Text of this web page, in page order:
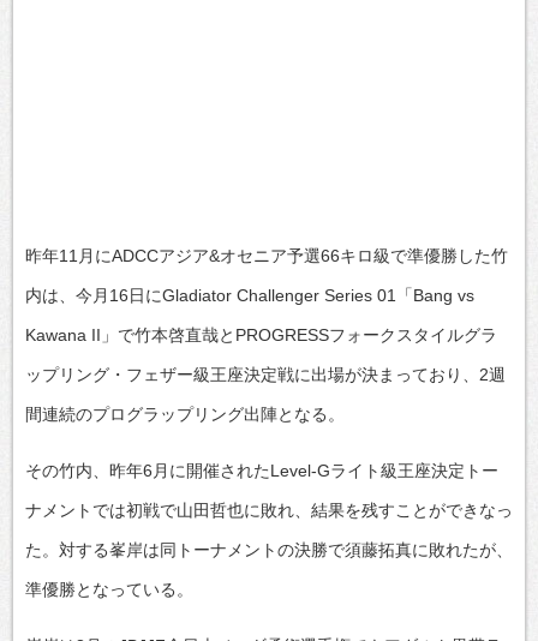
昨年11月にADCCアジア&オセニア予選66キロ級で準優勝した竹
内は、今月16日にGladiator Challenger Series 01「Bang vs
Kawana II」で竹本啓直哉とPROGRESSフォークスタイルグラ
ップリング・フェザー級王座決定戦に出場が決まっており、2週
間連続のプログラップリング出陣となる。
その竹内、昨年6月に開催されたLevel-Gライト級王座決定トー
ナメントでは初戦で山田哲也に敗れ、結果を残すことができなっ
た。対する峯岸は同トーナメントの決勝で須藤拓真に敗れたが、
準優勝となっている。